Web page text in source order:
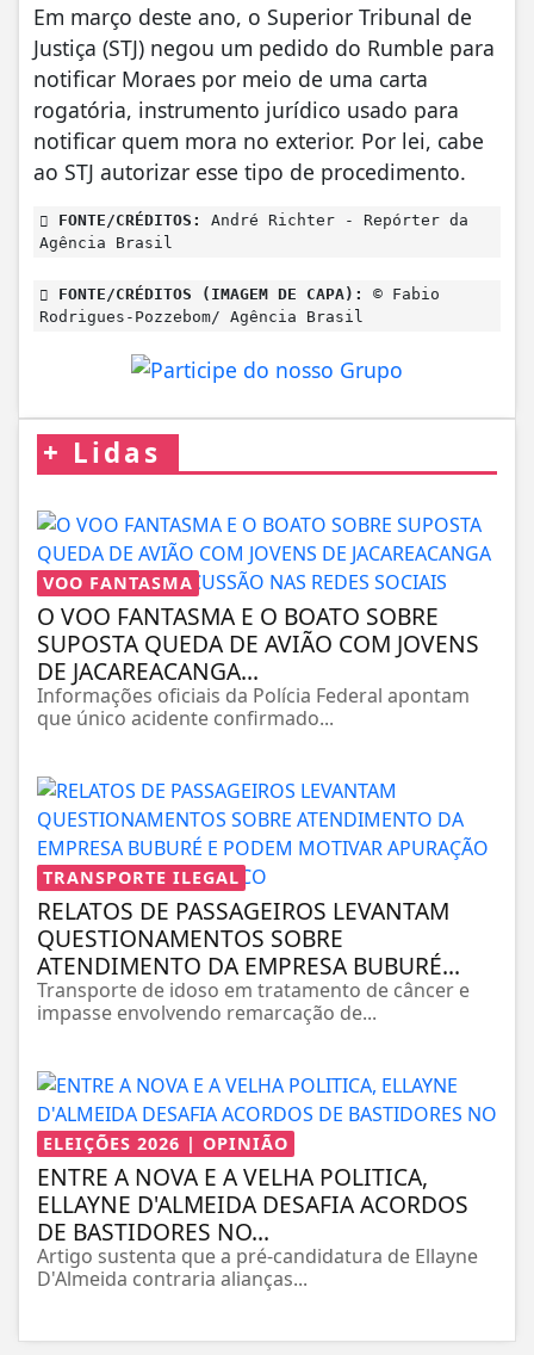
Em março deste ano, o Superior Tribunal de
Justiça (STJ) negou um pedido do Rumble para
notificar Moraes por meio de uma carta
rogatória, instrumento jurídico usado para
notificar quem mora no exterior. Por lei, cabe
ao STJ autorizar esse tipo de procedimento.
FONTE/CRÉDITOS:
André Richter - Repórter da
Agência Brasil
FONTE/CRÉDITOS (IMAGEM DE CAPA):
© Fabio
Rodrigues-Pozzebom/ Agência Brasil
+ Lidas
VOO FANTASMA
O VOO FANTASMA E O BOATO SOBRE
SUPOSTA QUEDA DE AVIÃO COM JOVENS
DE JACAREACANGA...
Informações oficiais da Polícia Federal apontam
que único acidente confirmado...
TRANSPORTE ILEGAL
RELATOS DE PASSAGEIROS LEVANTAM
QUESTIONAMENTOS SOBRE
ATENDIMENTO DA EMPRESA BUBURÉ...
Transporte de idoso em tratamento de câncer e
impasse envolvendo remarcação de...
ELEIÇÕES 2026 | OPINIÃO
ENTRE A NOVA E A VELHA POLITICA,
ELLAYNE D'ALMEIDA DESAFIA ACORDOS
DE BASTIDORES NO...
Artigo sustenta que a pré-candidatura de Ellayne
D'Almeida contraria alianças...